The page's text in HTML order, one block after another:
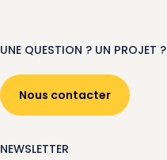
UNE QUESTION ? UN PROJET ?
Nous contacter
NEWSLETTER